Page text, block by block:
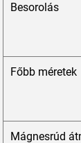
Besorolás
Főbb méretek
Mágnesrúd